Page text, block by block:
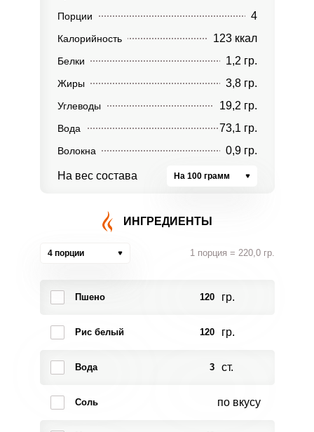
Порции 4
Калорийность 123 ккал
Белки 1,2 гр.
Жиры 3,8 гр.
Углеводы 19,2 гр.
Вода 73,1 гр.
Волокна 0,9 гр.
На вес состава На 100 грамм
ИНГРЕДИЕНТЫ
4 порции 1 порция = 220,0 гр.
Пшено 120 гр.
Рис белый 120 гр.
Вода 3 ст.
Соль по вкусу